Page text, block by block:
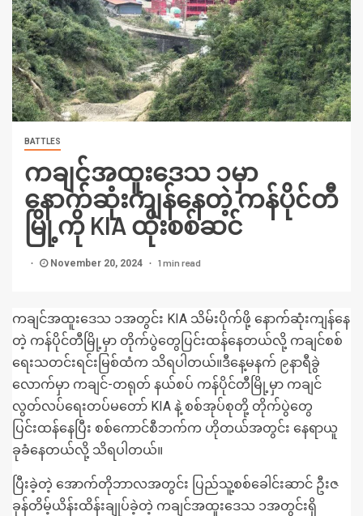
BATTLES
ကချင်အထူးဒေသ ၁မှာ
နောက်ဆုံးကျန်နေတဲ့ ကန်ပိုင်တီ
မြို့ကို KIA ထိုးစစ်ဆင်
November 20, 2024 1 min read
ကချင်အထူးဒေသ ၁အတွင်း KIA သိမ်းပိုက်ဖို့ နောက်ဆုံးကျန်နေ
တဲ့ ကန်ပိုင်တီမြို့မှာ တိုက်ပွဲတွေပြင်းထန်နေတယ်လို့ ကချင်စစ်
ရေးသတင်းရင်းမြစ်ထံက သိရပါတယ်။ဒီနေ့မနက် ၉နာရီခွဲ
လောက်မှာ ​ကချင်-တရုတ် နယ်စပ် ကန်ပိုင်တီမြို့မှာ ကချင်
လွတ်လပ်ရေးတပ်မတော် KIA နဲ့ စစ်အုပ်စုတို့ တိုက်ပွဲတွေ
ပြင်းထန်နေပြီး စစ်ကောင်စီဘက်က ဟိုတယ်အတွင်း နေရာယူ
ခုခံနေတယ်လို့ သိရပါတယ်။
ပြီးခဲ့တဲ့ အောက်တိုဘာလအတွင်း ပြည်သူ့စစ်ခေါင်းဆာင် ဦးဇ
ခုန်တိမ့်ယိန်းထိန်းချုပ်ခဲ့တဲ့ ကချင်အထူးဒေသ ၁အတွင်းရှိ